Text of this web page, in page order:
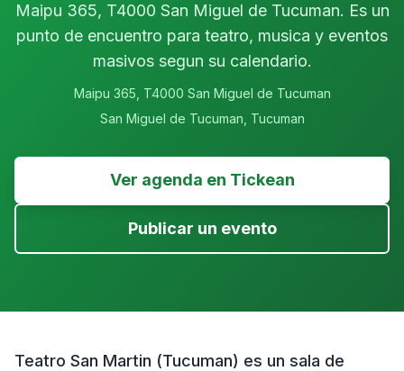
Maipu 365, T4000 San Miguel de Tucuman. Es un
punto de encuentro para teatro, musica y eventos
masivos segun su calendario.
Maipu 365, T4000 San Miguel de Tucuman
San Miguel de Tucuman Tucuman
Ver agenda en Tickean
Publicar un evento
Teatro San Martin (Tucuman) es un sala de